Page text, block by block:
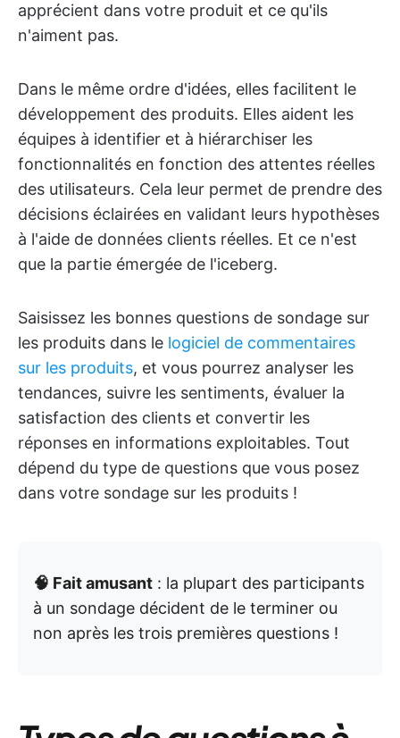
apprécient dans votre produit et ce qu'ils
n'aiment pas.
Dans le même ordre d'idées, elles facilitent le
développement des produits. Elles aident les
équipes à identifier et à hiérarchiser les
fonctionnalités en fonction des attentes réelles
des utilisateurs. Cela leur permet de prendre des
décisions éclairées en validant leurs hypothèses
à l'aide de données clients réelles. Et ce n'est
que la partie émergée de l'iceberg.
Saisissez les bonnes questions de sondage sur
les produits dans le logiciel de commentaires
sur les produits, et vous pourrez analyser les
tendances, suivre les sentiments, évaluer la
satisfaction des clients et convertir les
réponses en informations exploitables. Tout
dépend du type de questions que vous posez
dans votre sondage sur les produits !
🧠 Fait amusant : la plupart des participants
à un sondage décident de le terminer ou
non après les trois premières questions !